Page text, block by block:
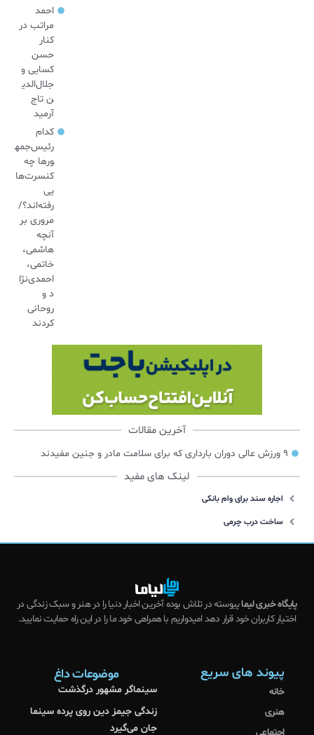
احمد
مراتب در
کنار
حسن
کسایی و
جلال‌الدی
ن تاج
آرمید
کدام
رئیس‌جمه
ورها چه
کنسرت‌ها
یی
رفته‌اند؟/
مروری بر
آنچه
هاشمی،
خاتمی،
احمدی‌نژا
د و
روحانی
کردند
آخرین مقالات
۹ ورزش عالی دوران بارداری که برای سلامت مادر و جنین مفیدند
لینک های مفید
اجاره سند برای وام بانکی
ساخت درب چرمی
پایگاه خبری لیماپیوسته در تلاش بوده آخرین اخبار دنیا را در هنر و سبک زندگی در
اختیار کاربران خود قرار دهد امیدواریم با همراهی خود ما را در این راه حمایت نمایید.
پیوند های سریع
خانه
هنری
موضوعات داغ
سینماگر مشهور درگذشت
زندگی جیمز دین روی پرده سینما
جان می‌گیرد